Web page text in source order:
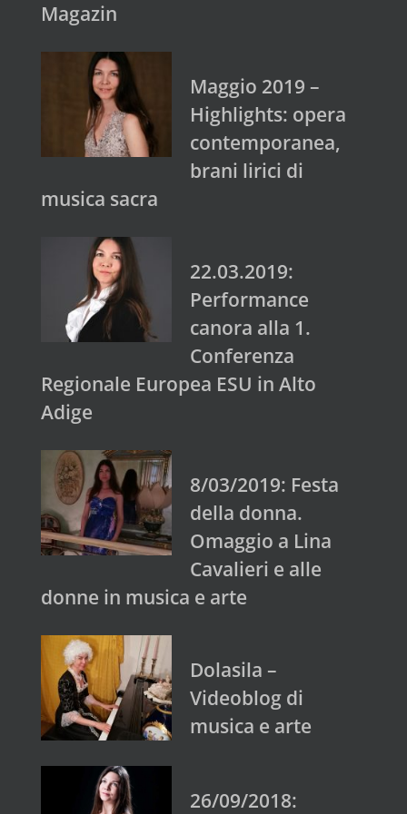
Magazin
Maggio 2019 –
Highlights: opera
contemporanea,
brani lirici di
musica sacra
22.03.2019:
Performance
canora alla 1.
Conferenza
Regionale Europea ESU in Alto
Adige
8/03/2019: Festa
della donna.
Omaggio a Lina
Cavalieri e alle
donne in musica e arte
Dolasila –
Videoblog di
musica e arte
26/09/2018: